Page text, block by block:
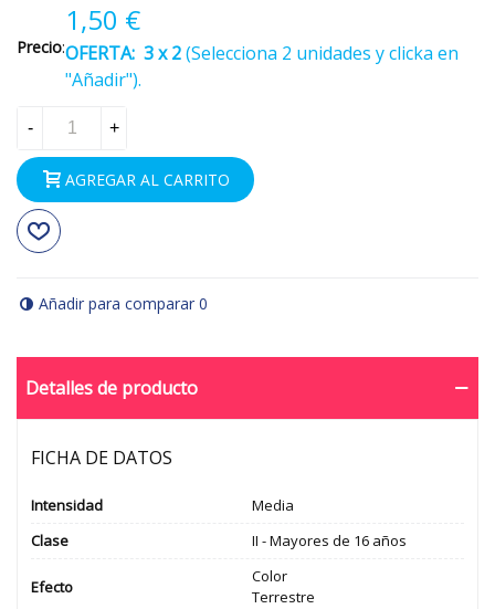
Precio:
1,50 €
OFERTA: 3 x 2(Selecciona 2 unidades y clicka en
"Añadir").
- +
AGREGAR AL CARRITO
Añadir para comparar 0
Detalles de producto
FICHA DE DATOS
Intensidad
Media
Clase
II - Mayores de 16 años
Efecto
Color
Terrestre